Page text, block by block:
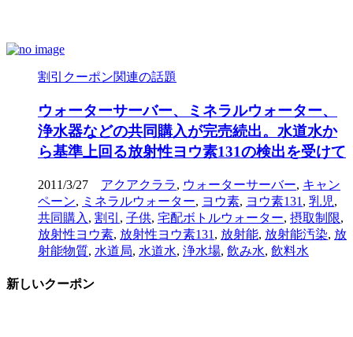
割引クーポン関連の話題
ウォーターサーバー、ミネラルウォーター、
浄水器などの共同購入が完売続出。水道水か
ら基準上回る放射性ヨウ素131の検出を受けて
2011/3/27 アクアクララ, ウォーターサーバー, キャン
ペーン, ミネラルウォーター, ヨウ素, ヨウ素131 , 乳児,
共同購入 , 割引 , 子供, 宅配ボトルウォーター, 摂取制限,
放射性ヨウ素, 放射性ヨウ素131 , 放射能, 放射能汚染, 放
射能物質, 水道局, 水道水, 浄水場, 飲み水, 飲料水
新しいクーポン